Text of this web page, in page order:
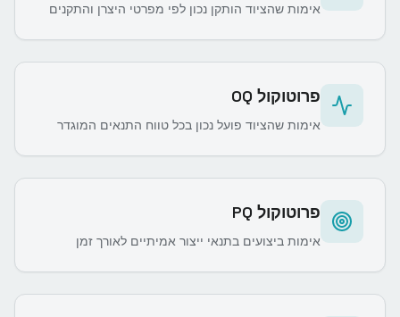
אימות שהציוד הותקן נכון לפי מפרטי היצרן והתקנים
פרוטוקול OQ
אימות שהציוד פועל נכון בכל טווח התנאים המוגדר
פרוטוקול PQ
אימות ביצועים בתנאי ייצור אמיתיים לאורך זמן